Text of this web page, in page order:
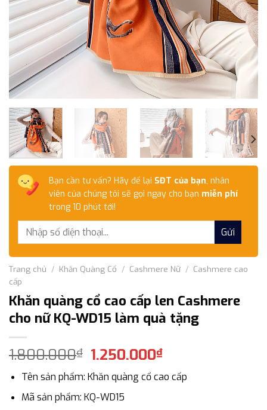
Bạn cần tư vấn? Hãy để lại SĐT của bạn, nhân
viên của chúng tôi sẽ gọi ngay cho bạn miễn phí
trong 10 phút tới!
Trang chủ / Khăn Quàng Cổ / Cashmere Nữ / Cashmere cao
cấp
Khăn quàng cổ cao cấp len Cashmere
cho nữ KQ-WD15 làm quà tặng
1.800.000₫ Giá
gốc
là:
1.800.000₫.
1.250.000₫Giá
hiện
tại
Tên sản phẩm: Khăn quàng cổ cao cấp
Mã sản phẩm: KQ-WD15